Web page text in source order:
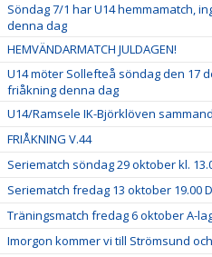
Söndag 7/1 har U14 hemmamatch,
denna dag
HEMVÄNDARMATCH JULDAGEN!
U14 möter Sollefteå söndag den 17
friåkning denna dag
U14/Ramsele IK-Björklöven
FRIÅKNING V.44
Seriematch söndag 29 oktober kl.
Seriematch fredag 13 oktober 19.00
Träningsmatch fredag 6 oktober A-
Imorgon kommer vi till Strömsund